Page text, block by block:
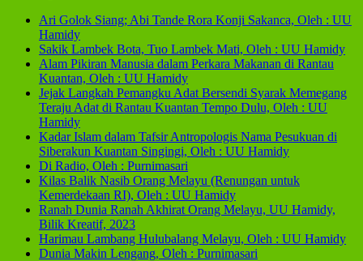
Ari Golok Siang; Abi Tande Rora Konji Sakanca, Oleh : UU
Hamidy
Sakik Lambek Bota, Tuo Lambek Mati, Oleh : UU Hamidy
Alam Pikiran Manusia dalam Perkara Makanan di Rantau
Kuantan, Oleh : UU Hamidy
Jejak Langkah Pemangku Adat Bersendi Syarak Memegang
Teraju Adat di Rantau Kuantan Tempo Dulu, Oleh : UU
Hamidy
Kadar Islam dalam Tafsir Antropologis Nama Pesukuan di
Siberakun Kuantan Singingi, Oleh : UU Hamidy
Di Radio, Oleh : Purnimasari
Kilas Balik Nasib Orang Melayu (Renungan untuk
Kemerdekaan RI), Oleh : UU Hamidy
Ranah Dunia Ranah Akhirat Orang Melayu, UU Hamidy,
Bilik Kreatif, 2023
Harimau Lambang Hulubalang Melayu, Oleh : UU Hamidy
Dunia Makin Lengang, Oleh : Purnimasari